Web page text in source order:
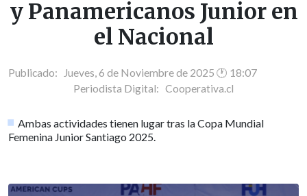
y Panamericanos Junior en
el Nacional
Publicado: Jueves, 6 de Noviembre de 2025 🕐 18:07
Periodista Digital: Cooperativa.cl
Ambas actividades tienen lugar tras la Copa Mundial
Femenina Junior Santiago 2025.